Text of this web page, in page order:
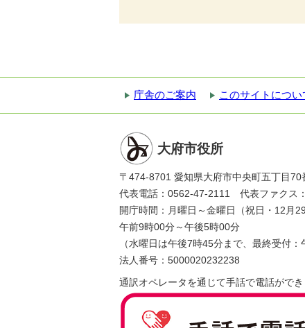
庁舎のご案内 このサイトについ
大府市役所
〒474-8701 愛知県大府市中央町五丁目70
代表電話：0562-47-2111 代表ファクス
開庁時間：月曜日～金曜日（祝日・12月
午前9時00分～午後5時00分
（水曜日は午後7時45分まで、最終受付：
法人番号：5000020232238
通訳オペレータを通じて手話で電話ができ